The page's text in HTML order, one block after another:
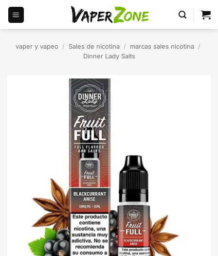
Saltar
contenido
vaper y vapeo / Sales de nicotina / marcas sales nicotina /
Dinner Lady Salts